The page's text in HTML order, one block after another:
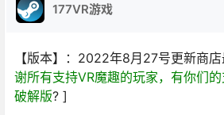
177VR游戏
【版本】：2022年8月27号更新商
谢所有支持VR魔趣的玩家，有你们
破解版? ]